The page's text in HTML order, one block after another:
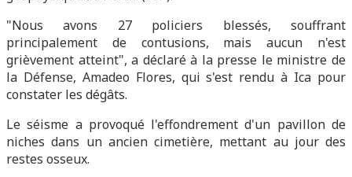
"Nous avons 27 policiers blessés, souffrant
principalement de contusions, mais aucun n'est
grièvement atteint", a déclaré à la presse le ministre de
la Défense, Amadeo Flores, qui s'est rendu à Ica pour
constater les dégâts.
Le séisme a provoqué l'effondrement d'un pavillon de
niches dans un ancien cimetière, mettant au jour des
restes osseux.